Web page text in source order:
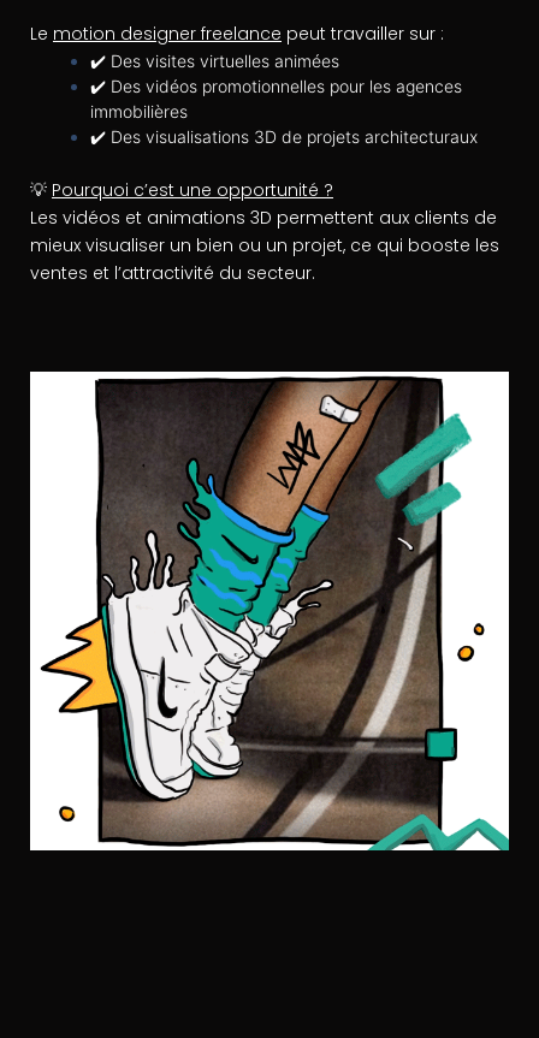
Le motion designer freelance peut travailler sur :
✔️ Des visites virtuelles animées
✔️ Des vidéos promotionnelles pour les agences
immobilières
✔️ Des visualisations 3D de projets architecturaux
💡 Pourquoi c’est une opportunité ?
Les vidéos et animations 3D permettent aux clients de
mieux visualiser un bien ou un projet, ce qui booste les
ventes et l’attractivité du secteur.